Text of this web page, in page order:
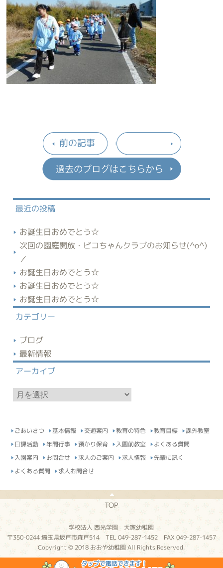
前の記事
最近の投稿
お誕生日おめでとう☆
次回の園庭開放・ピコちゃんクラブのお知らせ(^o^)
／
お誕生日おめでとう☆
お誕生日おめでとう☆
お誕生日おめでとう☆
カテゴリー
ブログ
最新情報
アーカイブ
ア
ー
ブ
ごあいさつ 基本情報 交通案内 教育の特色 教育目標
課外教室
日課活動
年間行事 預かり保育 入園前教室 よくある質問
入園案内 お問合せ 求人のご案内 求人情報 先輩に訊く
よくある質問 求人お問合せ
TOP
学校法人 西光学園 大家幼稚園
〒350-0244 埼玉県坂戸市森戸514 TEL 049-287-1452 FAX 049-287-1457
Copyright © 2018 おおや幼稚園 All Rights Reserved.